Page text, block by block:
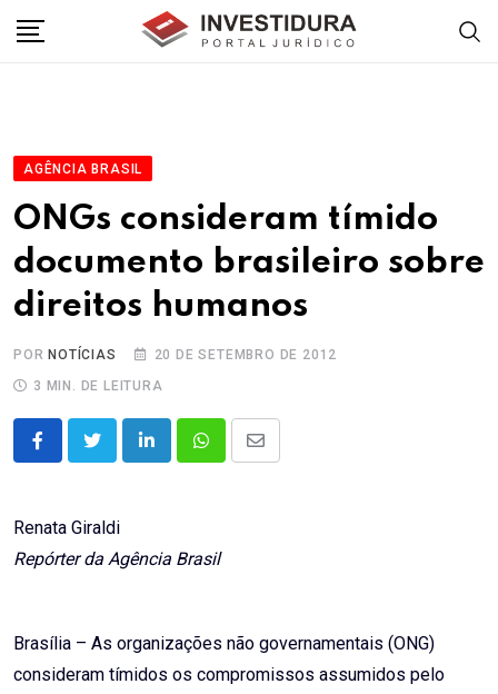
AGÊNCIA BRASIL
ONGs consideram tímido
documento brasileiro sobre
direitos humanos
POR NOTÍCIAS
20 DE SETEMBRO DE 2012
3 MIN. DE LEITURA
LinkedInWhatsappShare
Renata Giraldi
Repórter da Agência Brasil
Brasília – As organizações não governamentais (ONG)
consideram tímidos os compromissos assumidos pelo